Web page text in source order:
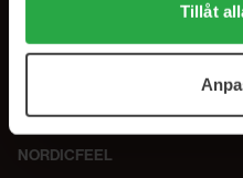
alla cookies, medan du
användningen av cookies.
samt vår Integritetspolicy.
Tillåt
NORDICFEEL